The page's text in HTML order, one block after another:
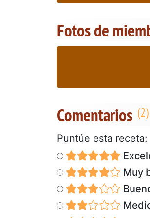
Fotos de
Comentarios
Puntúe esta receta:
Muy